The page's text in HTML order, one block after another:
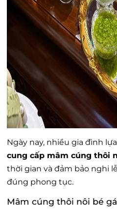
Ngày nay, nhiều gia đình
cung cấp mâm cúng thôi
thời gian và đảm bảo nghi
đúng phong tục.
Mâm cúng thôi nôi bé